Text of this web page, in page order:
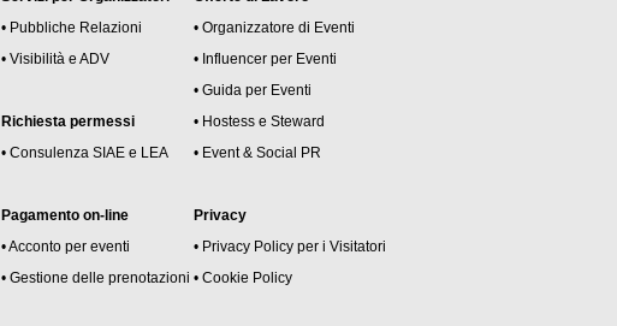
• Pubbliche Relazioni
• Visibilità e ADV
Richiesta permessi
• Consulenza SIAE e LEA
Pagamento on-line
• Acconto per eventi
• Gestione delle prenotazioni
• Organizzatore di Eventi
• Influencer per Eventi
• Guida per Eventi
• Hostess e Steward
• Event & Social PR
Privacy
• Privacy Policy per i Visitatori
• Cookie Policy